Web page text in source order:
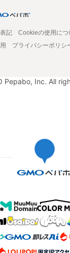
記
Cookieの使用につ
プライバシーポリシ
Pepabo, Inc. All